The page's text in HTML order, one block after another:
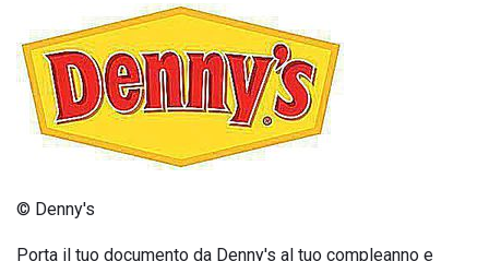
© Denny's
Porta il tuo documento da Denny's al tuo compleanno e